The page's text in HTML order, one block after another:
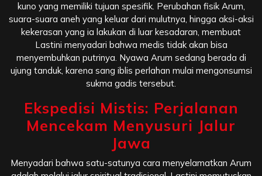
kuno yang memiliki tujuan spesifik. Perubahan fisik Arum,
suara-suara aneh yang keluar dari mulutnya, hingga aksi-aksi
kekerasan yang ia lakukan di luar kesadaran, membuat
Lastini menyadari bahwa medis tidak akan bisa
menyembuhkan putrinya. Nyawa Arum sedang berada di
ujung tanduk, karena sang iblis perlahan mulai mengonsumsi
sukma gadis tersebut.
Ekspedisi Mistis: Perjalanan
Mencekam Menyusuri Jalur
Jawa
Menyadari bahwa satu-satunya cara menyelamatkan Arum